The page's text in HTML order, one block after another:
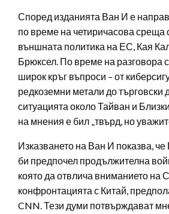
Според изданията Ван И е
по време на четиричасова среща
външната политика на ЕС, Кая
Брюксел. По време на разговора
широк кръг въпроси – от
редкоземни метали до търговски
ситуацията около Тайван и
на мнения е бил „твърд, но
Изказването на Ван И показва,
би предпочел продължителна
която да отвлича вниманието на
конфронтацията с Китай,
CNN. Тези думи потвърждават